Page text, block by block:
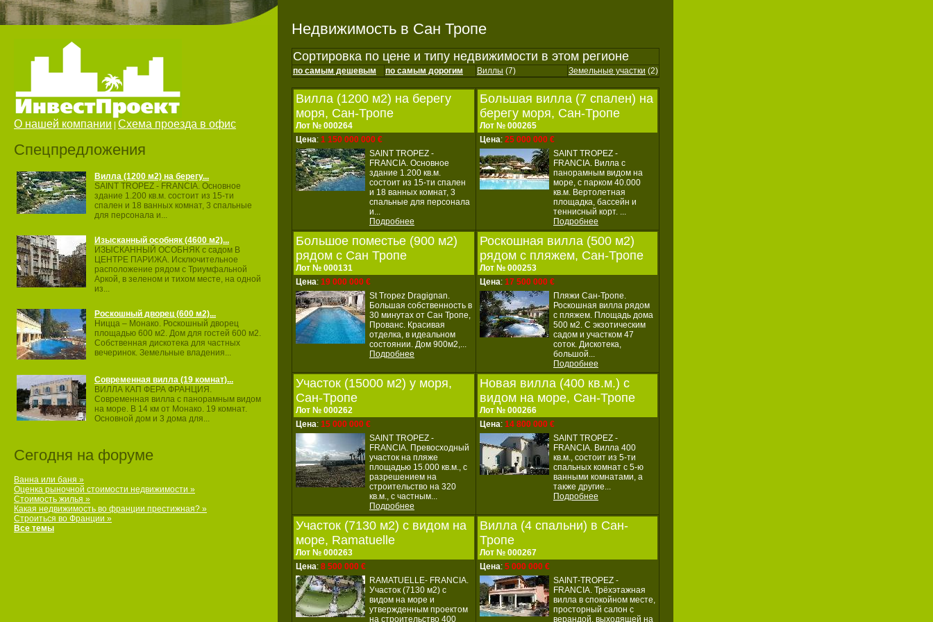
О нашей компании Схема проезда в офис
Спецпредложения
Вилла (1200 м2) на берегу...
SAINT TROPEZ ‐ FRANCIA. Основное
здание 1.200 кв.м. состоит из 15‐ти
спален и 18 ванных комнат, 3 спальные
для персонала и...
Изысканный особняк (4600 м2)...
ИЗЫСКАННЫЙ ОСОБНЯК с садом В
ЦЕНТРЕ ПАРИЖА. Исключительное
расположение рядом с Триумфальной
Аркой, в зеленом и тихом месте, на одной
из...
Роскошный дворец (600 м2)...
Ницца – Монако. Роскошный дворец
площадью 600 м2. Дом для гостей 600 м2.
Собственная дискотека для частных
вечеринок. Земельные владения...
Современная вилла (19 комнат)...
ВИЛЛА КАП ФЕРА ФРАНЦИЯ.
Современная вилла с панорамным видом
на море. В 14 км от Монако. 19 комнат.
Основной дом и 3 дома для...
Сегодня на форуме
Ванна или баня »
Оценка рыночной стоимости недвижимости »
Стоимость жилья »
Какая недвижимость во франции престижная? »
Строиться во Франции »
Все темы
Недвижимость в Сан Тропе
Сортировка по цене и типу недвижимости в этом регионе
по самым дешевым по самым дорогим Виллы (7) Земельные участки (2)
Вилла (1200 м2) на берегу
моря, Сан-Тропе
Лот № 000264
Цена: 1 150 000 000 €
SAINT TROPEZ ‐
FRANCIA. Основное
здание 1.200 кв.м.
состоит из 15‐ти спален
и 18 ванных комнат, 3
спальные для персонала
и...
Подробнее
Большая вилла (7 спален) на
берегу моря, Сан-Тропе
Лот № 000265
Цена: 25 000 000 €
SAINT TROPEZ ‐
FRANCIA. Вилла с
панорамным видом на
море, с парком 40.000
кв.м. Вертолетная
площадка, бассейн и
теннисный корт. ...
Подробнее
Большое поместье (900 м2)
рядом с Сан Тропе
Лот № 000131
Цена: 19 000 000 €
St Tropez Dragignan.
Большая собственность в
30 минутах от Сан Тропе,
Прованс. Красивая
отделка, в идеальном
состоянии. Дом 900м2,...
Подробнее
Роскошная вилла (500 м2)
рядом с пляжем, Сан-Тропе
Лот № 000253
Цена: 17 500 000 €
Пляжи Сан-Тропе.
Роскошная вилла рядом
с пляжем. Площадь дома
500 м2. С экзотическим
садом и участком 47
соток. Дискотека,
большой...
Подробнее
Участок (15000 м2) у моря,
Сан-Тропе
Лот № 000262
Цена: 15 000 000 €
SAINT TROPEZ ‐
FRANCIA. Превосходный
участок на пляже
площадью 15.000 кв.м., с
разрешением на
строительство на 320
кв.м., с частным...
Подробнее
Новая вилла (400 кв.м.) с
видом на море, Сан-Тропе
Лот № 000266
Цена: 14 800 000 €
SAINT TROPEZ ‐
FRANCIA. Вилла 400
кв.м., состоит из 5‐ти
спальных комнат с 5‐ю
ванными комнатами, а
также другие...
Подробнее
Участок (7130 м2) с видом на
море, Ramatuelle
Лот № 000263
Цена: 8 500 000 €
RAMATUELLE‐ FRANCIA.
Участок (7130 м2) с
видом на море и
утвержденным проектом
на строительство 400
Вилла (4 спальни) в Сан-
Тропе
Лот № 000267
Цена: 5 000 000 €
SAINT‐TROPEZ ‐
FRANCIA. Трёхэтажная
вилла в спокойном месте,
просторный салон с
верандой, выходящей на